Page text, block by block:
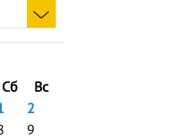
Сб
Вс
2
9